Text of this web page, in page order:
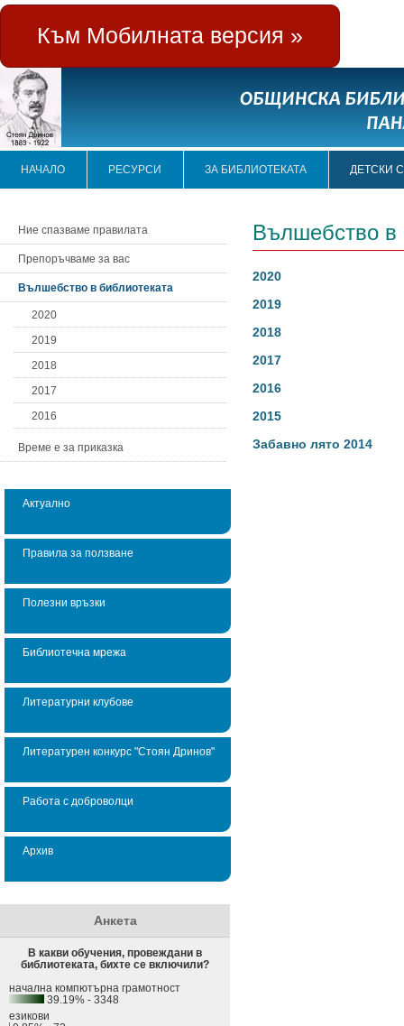
Към Мобилната версия »
НАЧАЛО РЕСУРСИ ЗА БИБЛИОТЕКАТА ДЕТСКИ
Ние спазваме правилата
Препоръчваме за вас
Вълшебство в библиотеката
2020
2019
2018
2017
2016
Време е за приказка
Актуално
Правила за ползване
Полезни връзки
Библиотечна мрежа
Литературни клубове
Литературен конкурс "Стоян Дринов"
Работа с доброволци
Архив
Анкета
В какви обучения, провеждани в
библиотеката, бихте се включили?
начална компютърна грамотност
39.19% - 3348
езикови
Вълшебство в
2020
2019
2018
2017
2016
2015
Забавно лято 2014